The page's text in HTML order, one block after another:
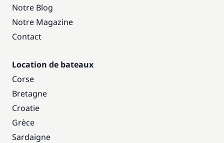
Notre Blog
Notre Magazine
Contact
Location de bateaux
Corse
Bretagne
Croatie
Grèce
Sardaigne